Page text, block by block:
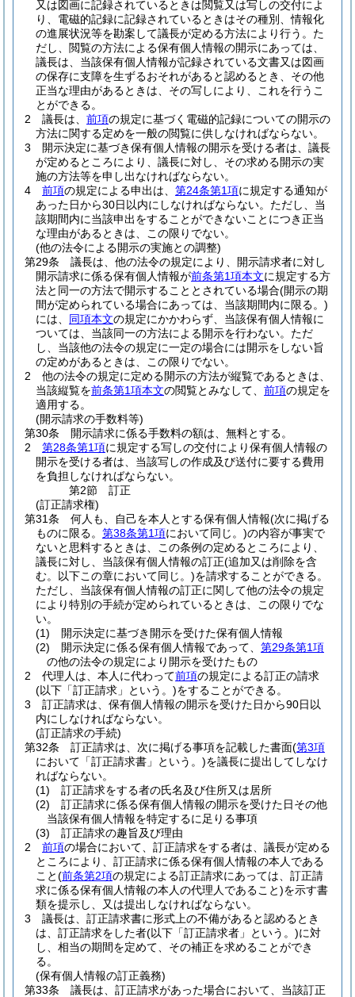
又は図画に記録されているときは閲覧又は写しの交付によ
り、電磁的記録に記録されているときはその種別、情報化
の進展状況等を勘案して議長が定める方法により行う。 た
だし、閲覧の方法による保有個人情報の開示にあっては、
議長は、当該保有個人情報が記録されている文書又は図画
の保存に支障を生ずるおそれがあると認めるとき、その他
正当な理由があるときは、その写しにより、これを行うこ
とができる。
2
議長は、 前項の規定に基づく電磁的記録についての開示の
方法に関する定めを一般の閲覧に供しなければならない。
3
開示決定に基づき保有個人情報の開示を受ける者は、議長
が定めるところにより、議長に対し、その求める開示の実
施の方法等を申し出なければならない。
4
前項の規定による申出は、 第24条第1項に規定する通知が
あった日から30日以内にしなければならない。 ただし、当
該期間内に当該申出をすることができないことにつき正当
な理由があるときは、この限りでない。
(他の法令による開示の実施との調整)
第29条
議長は、他の法令の規定により、開示請求者に対し
開示請求に係る保有個人情報が前条第1項本文に規定する方
法と同一の方法で開示することとされている場合(開示の期
間が定められている場合にあっては、当該期間内に限る。)
には、 同項本文の規定にかかわらず、当該保有個人情報に
ついては、当該同一の方法による開示を行わない。 ただ
し、当該他の法令の規定に一定の場合には開示をしない旨
の定めがあるときは、この限りでない。
2
他の法令の規定に定める開示の方法が縦覧であるときは、
当該縦覧を前条第1項本文の閲覧とみなして、 前項の規定を
適用する。
(開示請求の手数料等)
第30条
開示請求に係る手数料の額は、無料とする。
2
第28条第1項に規定する写しの交付により保有個人情報の
開示を受ける者は、当該写しの作成及び送付に要する費用
を負担しなければならない。
第2節
訂正
(訂正請求権)
第31条
何人も、自己を本人とする保有個人情報(次に掲げる
ものに限る。 第38条第1項において同じ。)の内容が事実で
ないと思料するときは、この条例の定めるところにより、
議長に対し、当該保有個人情報の訂正(追加又は削除を含
む。以下この章において同じ。)を請求することができる。
ただし、当該保有個人情報の訂正に関して他の法令の規定
により特別の手続が定められているときは、この限りでな
い。
(1)
開示決定に基づき開示を受けた保有個人情報
(2)
開示決定に係る保有個人情報であって、 第29条第1項
の他の法令の規定により開示を受けたもの
2
代理人は、本人に代わって前項の規定による訂正の請求
(以下「訂正請求」という。)をすることができる。
3
訂正請求は、保有個人情報の開示を受けた日から90日以
内にしなければならない。
(訂正請求の手続)
第32条
訂正請求は、次に掲げる事項を記載した書面(第3項
において「訂正請求書」という。)を議長に提出してしなけ
ればならない。
(1)
訂正請求をする者の氏名及び住所又は居所
(2)
訂正請求に係る保有個人情報の開示を受けた日その他
当該保有個人情報を特定するに足りる事項
(3)
訂正請求の趣旨及び理由
2
前項の場合において、訂正請求をする者は、議長が定める
ところにより、訂正請求に係る保有個人情報の本人である
こと(前条第2項の規定による訂正請求にあっては、訂正請
求に係る保有個人情報の本人の代理人であること)を示す書
類を提示し、又は提出しなければならない。
3
議長は、訂正請求書に形式上の不備があると認めるとき
は、訂正請求をした者(以下「訂正請求者」という。)に対
し、相当の期間を定めて、その補正を求めることができ
る。
(保有個人情報の訂正義務)
第33条
議長は、訂正請求があった場合において、当該訂正